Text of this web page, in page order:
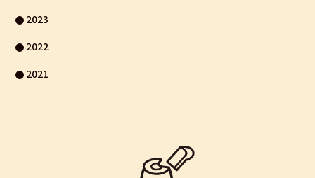
2023
2022
2021